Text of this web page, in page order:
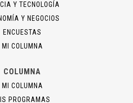
Y TECNOLOGÍA
Y NEGOCIOS
ENCUESTAS
MI COLUMNA
COLUMNA
MI COLUMNA
PROGRAMAS